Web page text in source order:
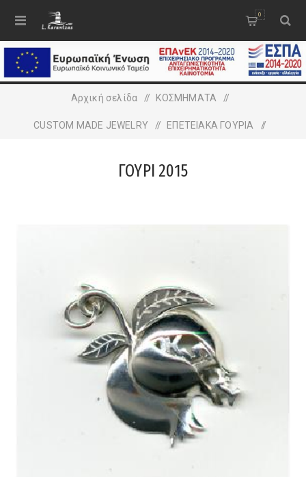
0
Αρχική σελίδα / ΚΟΣΜΗΜΑΤΑ /
CUSTOM MADE JEWELRY / ΕΠΕΤΕΙΑΚΑ ΓΟΥΡΙΑ /
ΓΟΥΡΙ 2015